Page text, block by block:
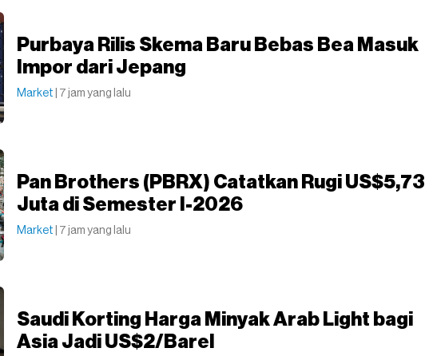
Purbaya Rilis Skema Baru Bebas Bea Masuk
Impor dari Jepang
Market | 7 jam yang lalu
Pan Brothers (PBRX) Catatkan Rugi US$5,73
Juta di Semester I-2026
Market | 7 jam yang lalu
Saudi Korting Harga Minyak Arab Light bagi
Asia Jadi US$2/Barel